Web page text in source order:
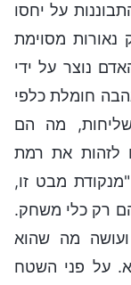
על יחסו
נאורות מסוימת
נוצר על ידי
חומלת כלפי
מה הם
לזהות את רמת
מבט זו,
רק כלי משחק.
מה שהוא
על פני השטח